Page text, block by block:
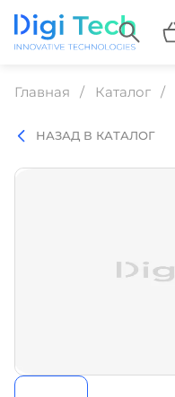
Главная Каталог
НАЗАД В КАТАЛОГ